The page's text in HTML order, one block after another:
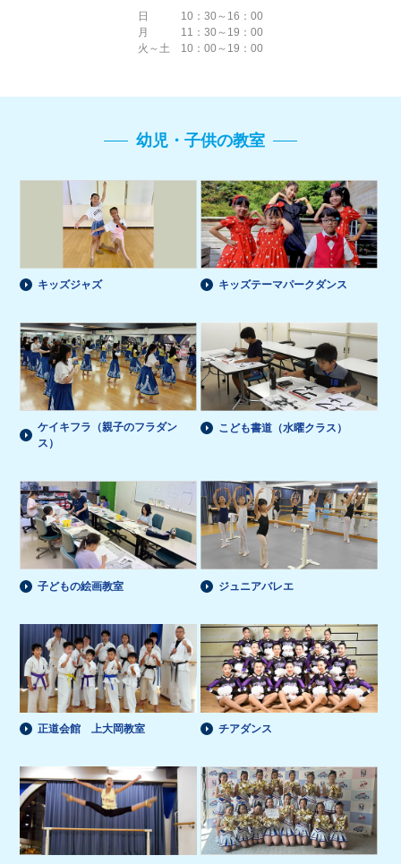
日 10：30～16：00
月 11：30～19：00
火～土 10：00～19：00
幼児・子供の教室
キッズジャズ キッズテーマパークダンス
ケイキフラ（親子のフラダン
ス）
こども書道（水曜クラス）
子どもの絵画教室 ジュニアバレエ
正道会館 上大岡教室 チアダンス